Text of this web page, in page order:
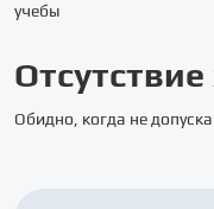
учебы
Обидно, когда не